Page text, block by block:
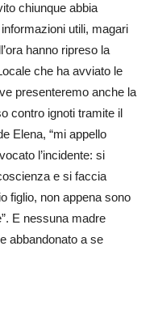
chiunque abbia
utili, magari
hanno ripreso la
che ha avviato le
presenteremo anche la
contro ignoti tramite il
Elena, “mi appello
l’incidente: si
e si faccia
figlio, non appena sono
E nessuna madre
abbandonato a se